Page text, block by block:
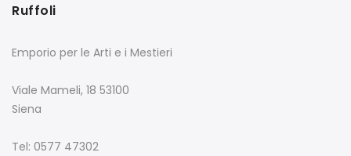
Ruffoli
Emporio per le Arti e i Mestieri
Viale Mameli, 18 53100
Siena
Tel: 0577 47302